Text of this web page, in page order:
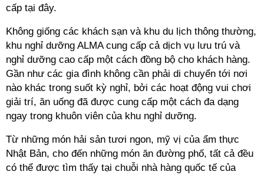
cấp tại đây.
Không giống các khách sạn và khu du lịch thông thường,
khu nghỉ dưỡng ALMA cung cấp cả dịch vụ lưu trú và
nghỉ dưỡng cao cấp một cách đồng bộ cho khách hàng.
Gần như các gia đình không cần phải di chuyển tới nơi
nào khác trong suốt kỳ nghỉ, bởi các hoạt động vui chơi
giải trí, ăn uống đã được cung cấp một cách đa dạng
ngay trong khuôn viên của khu nghỉ dưỡng.
Từ những món hải sản tươi ngon, mỹ vị của ẩm thực
Nhật Bản, cho đến những món ăn đường phố, tất cả đều
có thể được tìm thấy tại chuỗi nhà hàng quốc tế của